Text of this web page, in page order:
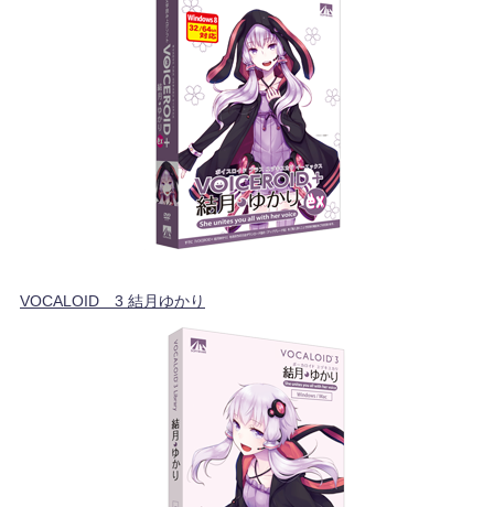
VOCALOID™3 結月ゆかり